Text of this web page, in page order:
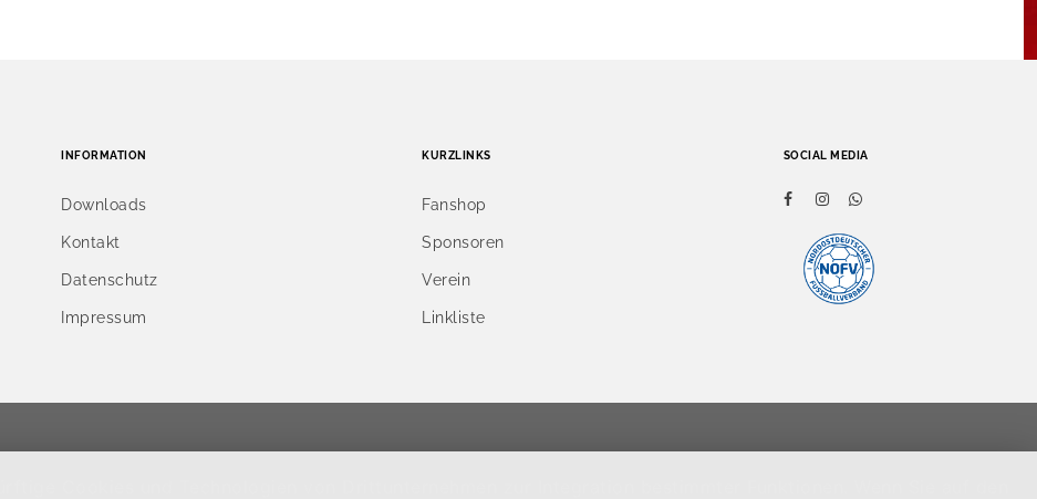
INFORMATION
Downloads
Kontakt
Datenschutz
Impressum
KURZLINKS
Fanshop
Sponsoren
Verein
Linkliste
SOCIAL MEDIA